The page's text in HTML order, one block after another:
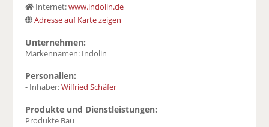
Internet:www.indolin.de
Adresse auf Karte zeigen
Unternehmen:
Markennamen: Indolin
Personalien:
- Inhaber:Wilfried Schäfer
Produkte und Dienstleistungen:
Produkte Bau